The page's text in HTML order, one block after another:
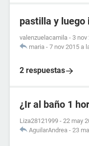
pastilla y luego
valenzuelacamila - 3 nov
maria - 7 nov 2015 a
2 respuestas
¿Ir al baño 1
Liza28121999 - 22 may
AguilarAndrea - 23